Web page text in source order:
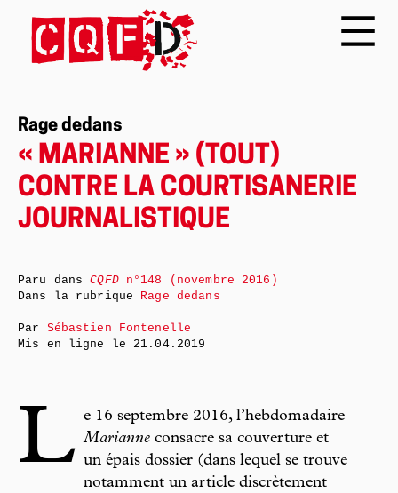
Rage dedans
« MARIANNE » (TOUT)
CONTRE LA COURTISANERIE
JOURNALISTIQUE
L
e 16 septembre 2016, l’hebdomadaire
Marianne consacre sa couverture et
un épais dossier (dans lequel se trouve
notamment un article discrètement
Paru dansCQFDn°148 (novembre 2016)
Dans la rubrique Rage dedans
Par Sébastien Fontenelle
Mis en ligne le 21.04.2019